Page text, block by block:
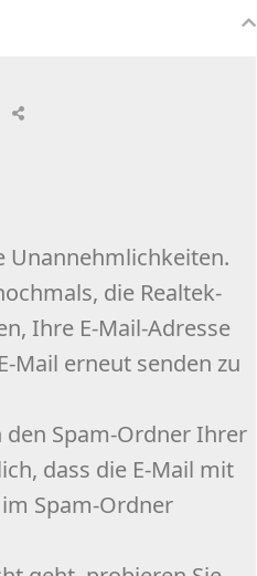
Unannehmlichkeiten.
die Realtek-
Ihre E-Mail-Adresse
Mail erneut senden zu
den Spam-Ordner Ihrer
dass die E-Mail mit
Spam-Ordner